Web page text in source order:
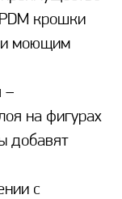
крошки
моющим
–
на фигурах
добавят
с